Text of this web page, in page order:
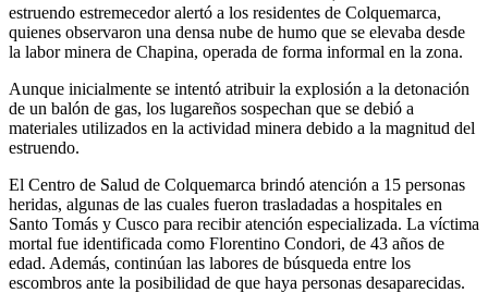
estruendo estremecedor alertó a los residentes de Colquemarca,
quienes observaron una densa nube de humo que se elevaba desde
la labor minera de Chapina, operada de forma informal en la zona.
Aunque inicialmente se intentó atribuir la explosión a la detonación
de un balón de gas, los lugareños sospechan que se debió a
materiales utilizados en la actividad minera debido a la magnitud del
estruendo.
El Centro de Salud de Colquemarca brindó atención a 15 personas
heridas, algunas de las cuales fueron trasladadas a hospitales en
Santo Tomás y Cusco para recibir atención especializada. La víctima
mortal fue identificada como Florentino Condori, de 43 años de
edad. Además, continúan las labores de búsqueda entre los
escombros ante la posibilidad de que haya personas desaparecidas.